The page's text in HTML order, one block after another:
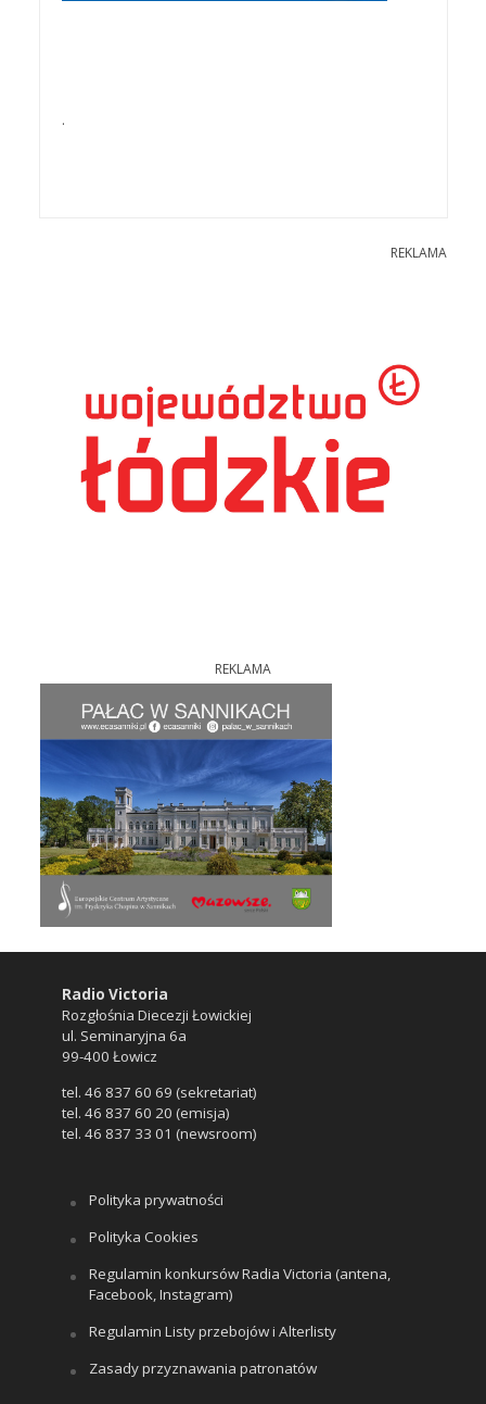
.
REKLAMA
REKLAMA
Radio Victoria
Rozgłośnia Diecezji Łowickiej
ul. Seminaryjna 6a
99-400 Łowicz
tel. 46 837 60 69 (sekretariat)
tel. 46 837 60 20 (emisja)
tel. 46 837 33 01 (newsroom)
Polityka prywatności
Polityka Cookies
Regulamin konkursów Radia Victoria (antena,
Facebook, Instagram)
Regulamin Listy przebojów i Alterlisty
Zasady przyznawania patronatów